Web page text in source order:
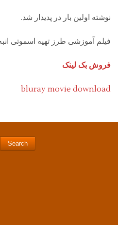
نوشته اولین بار در پدیدار شد.
فیلم آموزشی طرز تهیه اسموتی
فروش بک لینک
bluray movie download